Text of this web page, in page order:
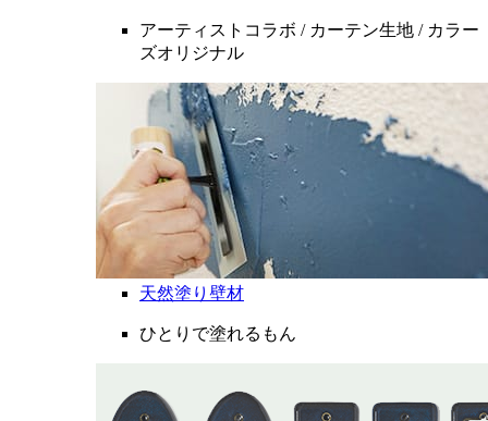
アーティストコラボ / カーテン生地 / カラー
ズオリジナル
天然塗り壁材
ひとりで塗れるもん